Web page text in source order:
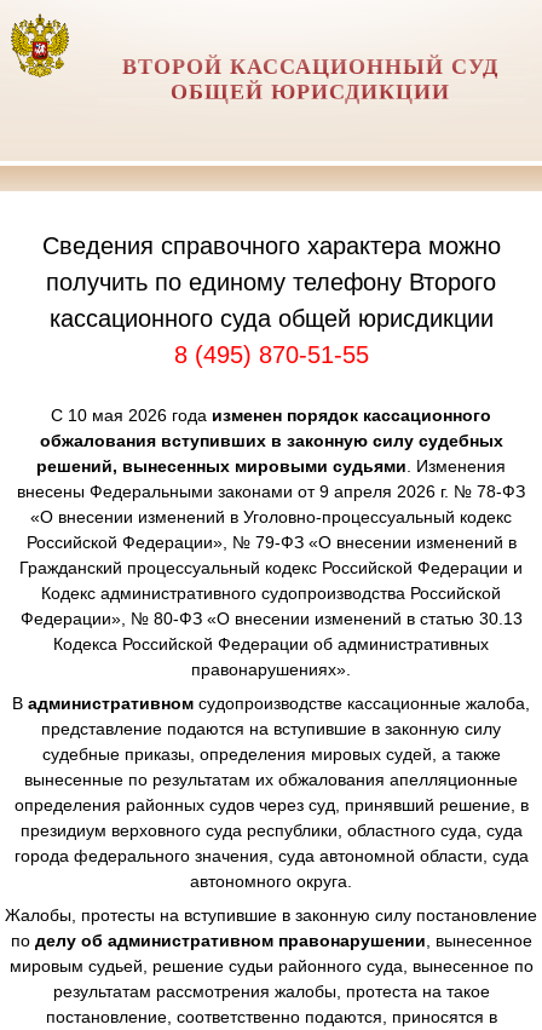
ВТОРОЙ КАССАЦИОННЫЙ СУД
ОБЩЕЙ ЮРИСДИКЦИИ
Сведения справочного характера можно
получить по единому телефону Второго
кассационного суда общей юрисдикции
8 (495) 870-51-55
С 10 мая 2026 года изменен порядок кассационного
обжалования вступивших в законную силу судебных
решений, вынесенных мировыми судьями . Изменения
внесены Федеральными законами от 9 апреля 2026 г. № 78-ФЗ
«О внесении изменений в Уголовно-процессуальный кодекс
Российской Федерации», № 79-ФЗ «О внесении изменений в
Гражданский процессуальный кодекс Российской Федерации и
Кодекс административного судопроизводства Российской
Федерации», № 80-ФЗ «О внесении изменений в статью 30.13
Кодекса Российской Федерации об административных
правонарушениях».
В административном судопроизводстве кассационные жалоба,
представление подаются на вступившие в законную силу
судебные приказы, определения мировых судей, а также
вынесенные по результатам их обжалования апелляционные
определения районных судов через суд, принявший решение, в
президиум верховного суда республики, областного суда, суда
города федерального значения, суда автономной области, суда
автономного округа.
Жалобы, протесты на вступившие в законную силу постановление
по делу об административном правонарушении , вынесенное
мировым судьей, решение судьи районного суда, вынесенное по
результатам рассмотрения жалобы, протеста на такое
постановление, соответственно подаются, приносятся в